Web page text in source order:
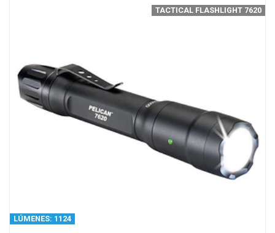
LÚMENES: 1124
TACTICAL FLASHLIGHT 7620